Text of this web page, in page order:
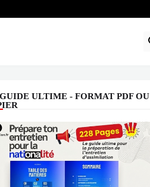
ULTIME - FORMAT PDF OU